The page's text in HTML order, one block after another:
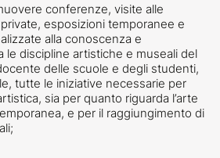
conferenze, visite alle
esposizioni temporanee e
alla conoscenza e
le discipline artistiche e museali del
delle scuole e degli studenti,
tutte le iniziative necessarie per
sia per quanto riguarda l’arte
e per il raggiungimento di